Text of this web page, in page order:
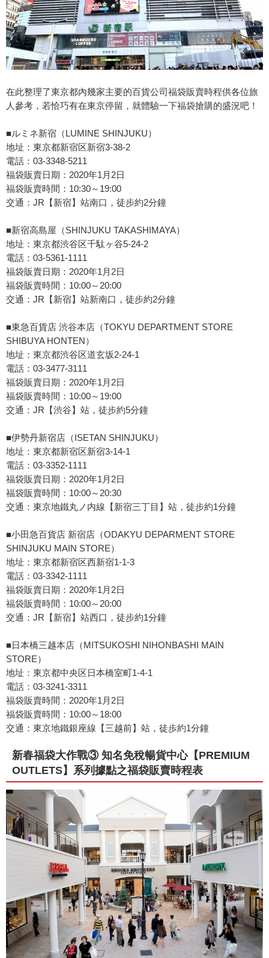
在此整理了東京都內幾家主要的百貨公司福袋販賣時程供各位旅
人參考，若恰巧有在東京停留，就體驗一下福袋搶購的盛況吧！
■ルミネ新宿（LUMINE SHINJUKU）
地址：東京都新宿区新宿3-38-2
電話：03-3348-5211
福袋販賣日期：2020年1月2日
福袋販賣時間：10:30～19:00
交通：JR【新宿】站南口，徒步約2分鐘
■新宿高島屋（SHINJUKU TAKASHIMAYA）
地址：東京都渋谷区千駄ヶ谷5-24-2
電話：03-5361-1111
福袋販賣日期：2020年1月2日
福袋販賣時間：10:00～20:00
交通：JR【新宿】站新南口，徒步約2分鐘
■東急百貨店 渋谷本店（TOKYU DEPARTMENT STORE
SHIBUYA HONTEN）
地址：東京都渋谷区道玄坂2-24-1
電話：03-3477-3111
福袋販賣日期：2020年1月2日
福袋販賣時間：10:00～19:00
交通：JR【渋谷】站，徒步約5分鐘
■伊勢丹新宿店（ISETAN SHINJUKU）
地址：東京都新宿区新宿3-14-1
電話：03-3352-1111
福袋販賣日期：2020年1月2日
福袋販賣時間：10:00～20:30
交通：東京地鐵丸ノ内線【新宿三丁目】站，徒步約1分鐘
■小田急百貨店 新宿店（ODAKYU DEPARMENT STORE
SHINJUKU MAIN STORE）
地址：東京都新宿区西新宿1-1-3
電話：03-3342-1111
福袋販賣日期：2020年1月2日
福袋販賣時間：10:00～20:00
交通：JR【新宿】站西口，徒步約1分鐘
■日本橋三越本店（MITSUKOSHI NIHONBASHI MAIN
STORE）
地址：東京都中央区日本橋室町1-4-1
電話：03-3241-3311
福袋販賣時間：2020年1月2日
福袋販賣時間：10:00～18:00
交通：東京地鐵銀座線【三越前】站，徒歩約1分鐘
新春福袋大作戰③ 知名免稅暢貨中心【PREMIUM
OUTLETS】系列據點之福袋販賣時程表